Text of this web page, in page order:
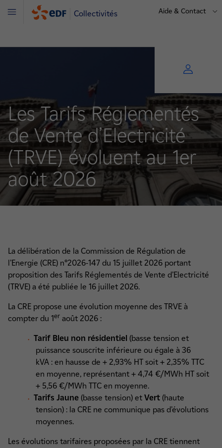
Collectivités Aide & Contact
Menu
Les Tarifs Réglementés
de Vente d’Electricité
(TRVE) évoluent au 1er
août 2026
La délibération de la Commission de Régulation de
l’Energie (CRE) n°2026-147 du 15 juillet 2026 portant
proposition des Tarifs Réglementés de Vente d’Electricité
(TRVE) a été publiée le 16 juillet 2026.
La CRE propose une évolution moyenne des TRVE à
compter du 1er août 2026 :
Tarif Bleu non résidentiel (basse tension et
puissance souscrite inférieure ou égale à 36
kVA : en hausse de + 2,93% HT soit + 2,35% TTC
en moyenne, représentant + 4,74 €/MWh HT soit
+ 5,56 €/MWh TTC en moyenne.
Tarifs Jaune (basse tension) et Vert (haute
tension) : la CRE ne communique pas d’évolutions
moyennes.
Les évolutions tarifaires proposées par la CRE tiennent